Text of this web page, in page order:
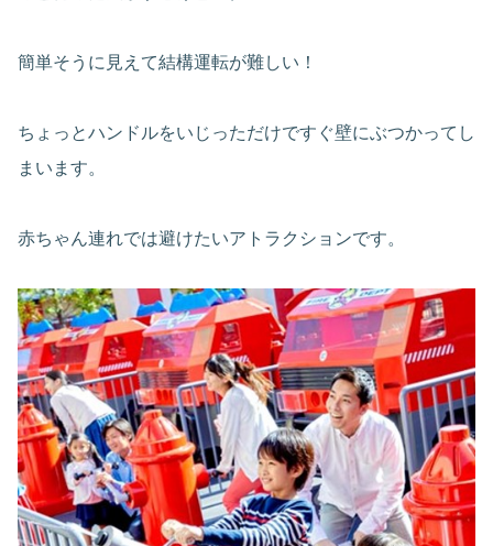
簡単そうに見えて結構運転が難しい！
ちょっとハンドルをいじっただけですぐ壁にぶつかってし
まいます。
赤ちゃん連れでは避けたいアトラクションです。